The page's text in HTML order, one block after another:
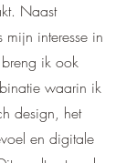
Naast
interesse in
ik ook
waarin ik
design, het
en digitale